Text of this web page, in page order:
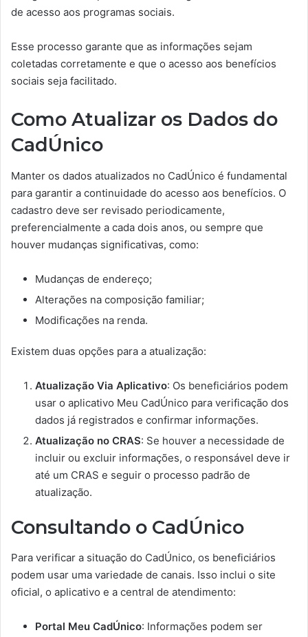
de acesso aos programas sociais.
Esse processo garante que as informações sejam
coletadas corretamente e que o acesso aos benefícios
sociais seja facilitado.
Como Atualizar os Dados do
CadÚnico
Manter os dados atualizados no CadÚnico é fundamental
para garantir a continuidade do acesso aos benefícios. O
cadastro deve ser revisado periodicamente,
preferencialmente a cada dois anos, ou sempre que
houver mudanças significativas, como:
Mudanças de endereço;
Alterações na composição familiar;
Modificações na renda.
Existem duas opções para a atualização:
Atualização Via Aplicativo: Os beneficiários podem
usar o aplicativo Meu CadÚnico para verificação dos
dados já registrados e confirmar informações.
Atualização no CRAS: Se houver a necessidade de
incluir ou excluir informações, o responsável deve ir
até um CRAS e seguir o processo padrão de
atualização.
Consultando o CadÚnico
Para verificar a situação do CadÚnico, os beneficiários
podem usar uma variedade de canais. Isso inclui o site
oficial, o aplicativo e a central de atendimento:
Portal Meu CadÚnico: Informações podem ser